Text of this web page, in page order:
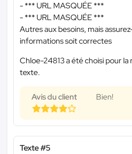
-*** URL MASQUÉE ***
-*** URL MASQUÉE ***
Autres aux besoins, mais
informations soit correctes
Chloe-24813 a été choisi pour la
texte.
Avis du client Bien!
Texte #5